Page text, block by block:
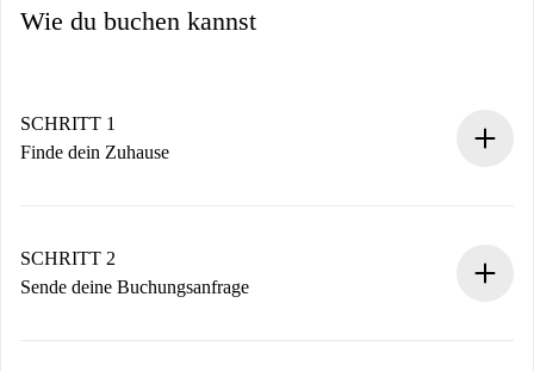
Wie du buchen kannst
SCHRITT 1
Finde dein Zuhause
Du erhältst alle notwendigen Informationen im Voraus.
SCHRITT 2
Sende deine Buchungsanfrage